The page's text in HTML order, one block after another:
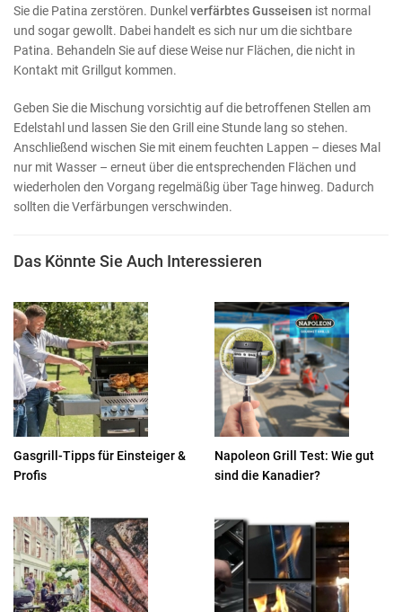
Sie die Patina zerstören. Dunkel verfärbtes Gusseisen ist normal
und sogar gewollt. Dabei handelt es sich nur um die sichtbare
Patina. Behandeln Sie auf diese Weise nur Flächen, die nicht in
Kontakt mit Grillgut kommen.
Geben Sie die Mischung vorsichtig auf die betroffenen Stellen am
Edelstahl und lassen Sie den Grill eine Stunde lang so stehen.
Anschließend wischen Sie mit einem feuchten Lappen – dieses Mal
nur mit Wasser – erneut über die entsprechenden Flächen und
wiederholen den Vorgang regelmäßig über Tage hinweg. Dadurch
sollten die Verfärbungen verschwinden.
Das Könnte Sie Auch Interessieren
Gasgrill-Tipps für Einsteiger &
Profis
Napoleon Grill Test: Wie gut
sind die Kanadier?